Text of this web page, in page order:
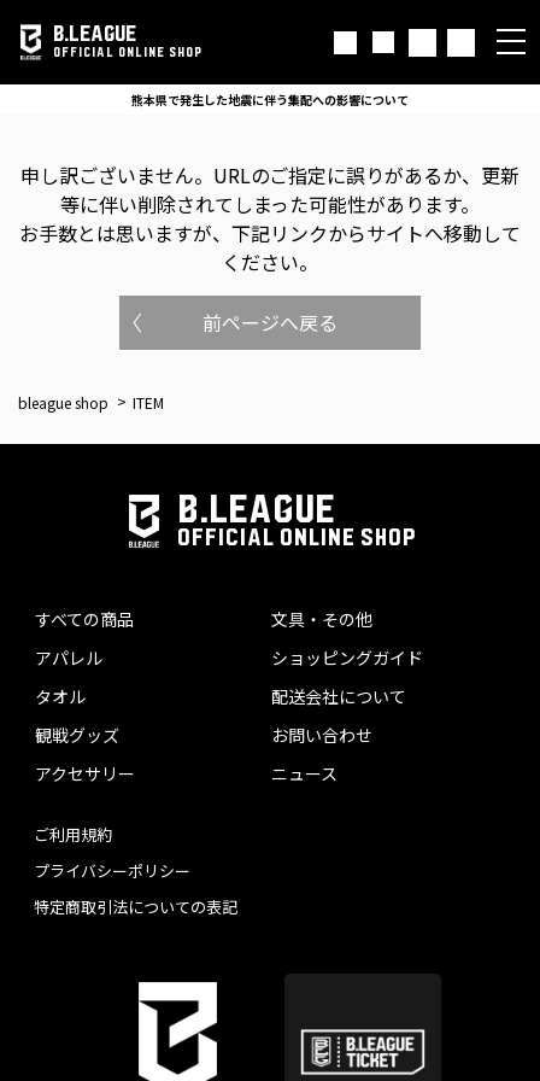
B.LEAGUE
OFFICIAL ONLINE SHOP
熊本県で発生した地震に伴う集配への影響について
申し訳ございません。 URLのご指定に誤りがあるか、更新
等に伴い削除されてしまった可能性があります。
お手数とは思いますが、下記リンクからサイトへ移動して
ください。
前ページへ戻る
bleague shop ITEM
B.LEAGUE
OFFICIAL ONLINE SHOP
すべての商品
アパレル
タオル
観戦グッズ
アクセサリー
文具・その他
ショッピングガイド
配送会社について
お問い合わせ
ニュース
ご利用規約
プライバシーポリシー
特定商取引法についての表記